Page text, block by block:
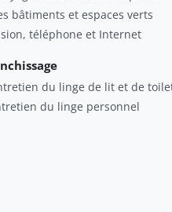
bâtiments et espaces verts
téléphone et Internet
du linge de lit et de
du linge personnel